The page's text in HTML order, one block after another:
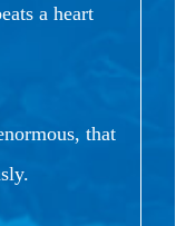
a heart
that